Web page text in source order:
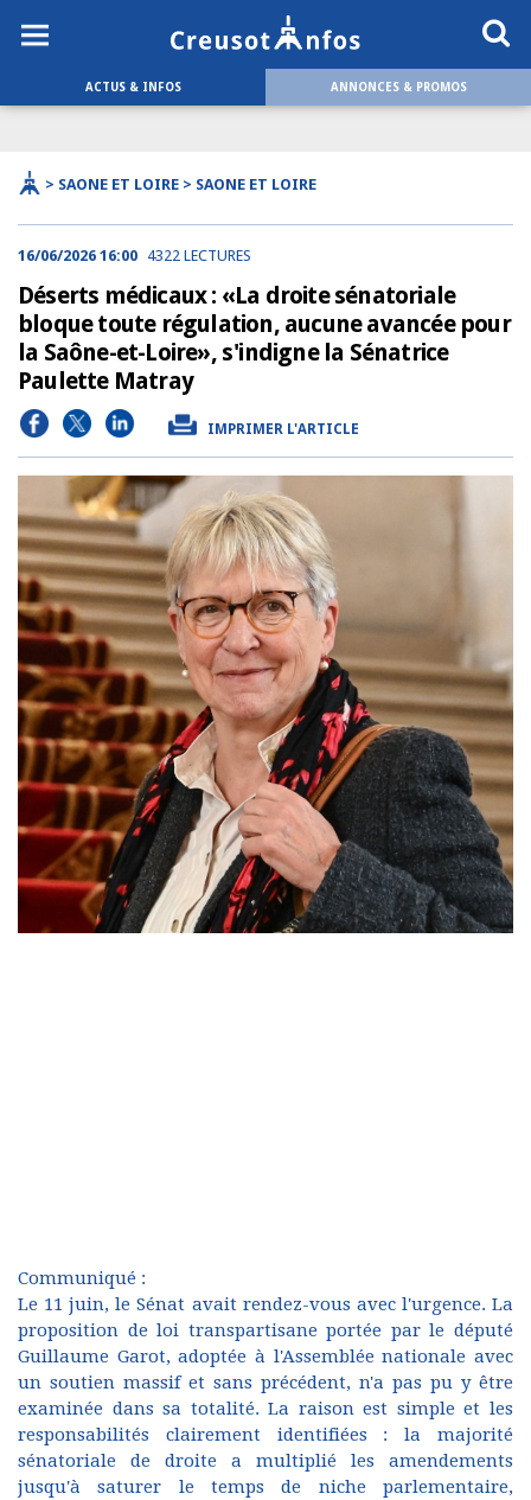
ACTUS & INFOS ANNONCES & PROMOS
> SAONE ET LOIRE > SAONE ET LOIRE
16/06/2026 16:00 4322 LECTURES
Déserts médicaux : «La droite sénatoriale
bloque toute régulation, aucune avancée pour
la Saône-et-Loire», s'indigne la Sénatrice
Paulette Matray
IMPRIMER L'ARTICLE
Communiqué :
Le 11 juin, le Sénat avait rendez-vous avec l'urgence. La
proposition de loi transpartisane portée par le député
Guillaume Garot, adoptée à l'Assemblée nationale avec
un soutien massif et sans précédent, n'a pas pu y être
examinée dans sa totalité. La raison est simple et les
responsabilités clairement identifiées : la majorité
sénatoriale de droite a multiplié les amendements
jusqu'à saturer le temps de niche parlementaire,